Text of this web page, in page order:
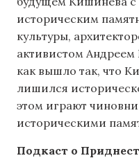
историческим
культуры,
активистом
как вышло так, что
лишился
этом играют
историческими
Подкаст о